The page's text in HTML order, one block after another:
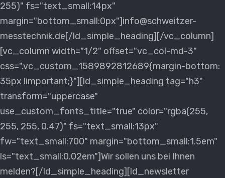
255)" fs="text_small:14px"
margin="bottom_small:0px"]info@schweitzer-
messtechnik.de[/ld_simple_heading][/vc_column]
[vc_column width="1/2" offset="vc_col-md-3"
css=".vc_custom_1589892812689{margin-bottom:
35px !important;}"][ld_simple_heading tag="h3"
transform="uppercase"
use_custom_fonts_title="true" color="rgba(255,
255, 255, 0.47)" fs="text_small:13px"
fw="text_small:700" margin="bottom_small:1.5em"
ls="text_small:0.02em"]Wir sollen uns bei Ihnen
melden?[/ld_simple_heading][ld_newsletter